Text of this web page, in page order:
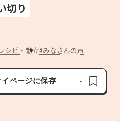
合わせ
は
切り
レシピ・献立 みなさんの声
イページに保存
存済み
-